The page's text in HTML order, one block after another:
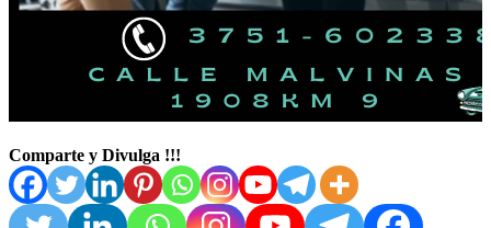
Comparte y Divulga !!!